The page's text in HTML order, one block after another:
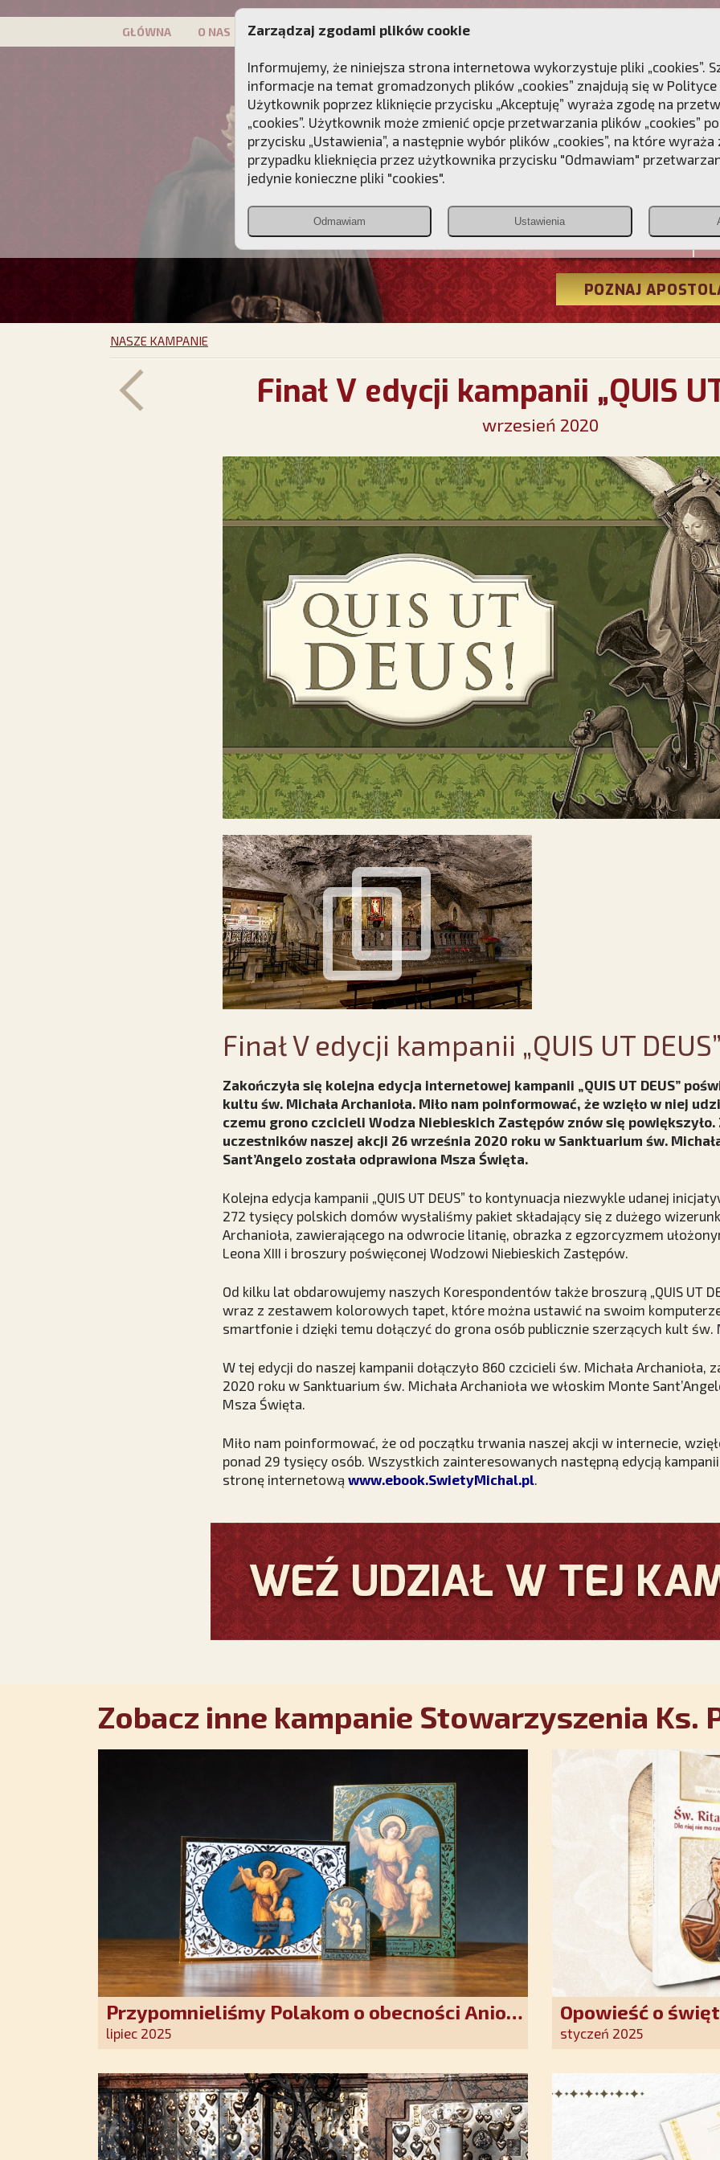
GŁÓWNA O NAS PATRON KAMPANIE DLA DUSZY
Christiana
POZNAJ
NASZE KAMPANIE
Finał V edycji kampanii „QUIS
wrzesień 2020
Finał V edycji kampanii „QUIS UT
Zakończyła się kolejna edycja internetowej kampanii „QUIS UT DEUS”
kultu św. Michała Archanioła. Miło nam poinformować, że wzięło w niej
czemu grono czcicieli Wodza Niebieskich Zastępów znów się
uczestników naszej akcji 26 września 2020 roku w Sanktuarium św.
Sant’Angelo została odprawiona Msza Święta.
Kolejna edycja kampanii „QUIS UT DEUS” to kontynuacja niezwykle udanej
272 tysięcy polskich domów wysłaliśmy pakiet składający się z dużego
Archanioła, zawierającego na odwrocie litanię, obrazka z egzorcyzmem
Leona XIII i broszury poświęconej Wodzowi Niebieskich Zastępów.
Od kilku lat obdarowujemy naszych Korespondentów także broszurą „QUIS UT
wraz z zestawem kolorowych tapet, które można ustawić na swoim
smartfonie i dzięki temu dołączyć do grona osób publicznie szerzących kult św.
W tej edycji do naszej kampanii dołączyło 860 czcicieli św. Michała Archanioła,
2020 roku w Sanktuarium św. Michała Archanioła we włoskim Monte
Msza Święta.
Miło nam poinformować, że od początku trwania naszej akcji w internecie,
ponad 29 tysięcy osób. Wszystkich zainteresowanych następną edycją
stronę internetową www.ebook.SwietyMichal.pl.
Zobacz inne kampanie Stowarzyszenia Ks.
Przypomnieliśmy Polakom o obecności Anioła
Stróża!
lipiec 2025
Opowieść o
oddania się
styczeń 2025
Zarządzaj zgodami plików cookie
Informujemy, że niniejsza strona internetowa wykorzystuje pliki „cookies”.
informacje na temat gromadzonych plików „cookies” znajdują się w
Użytkownik poprzez kliknięcie przycisku „Akceptuję” wyraża zgodę na
„cookies”. Użytkownik może zmienić opcje przetwarzania plików „cookies”
przycisku „Ustawienia”, a następnie wybór plików „cookies”, na które wyraża
przypadku klieknięcia przez użytkownika przycisku "Odmawiam"
jedynie konieczne pliki "cookies".
Odmawiam Ustawienia